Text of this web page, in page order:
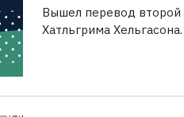
Вышел перевод второй
Хатльгрима Хельгасона.